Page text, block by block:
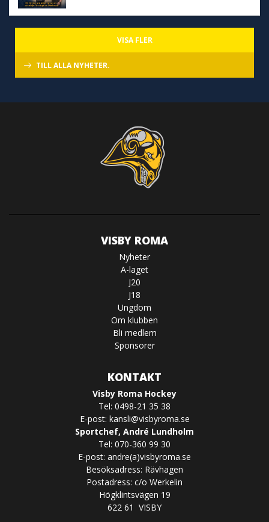
VISA FLER
TILL ALLA NYHETER.
VISBY ROMA
Nyheter
A-laget
J20
J18
Ungdom
Om klubben
Bli medlem
Sponsorer
KONTAKT
Visby Roma Hockey
Tel: 0498-21 35 38
E-post: kansli@visbyroma.se
Sportchef, André Lundholm
Tel: 070-360 99 30
E-post: andre(a)visbyroma.se
Besöksadress: Rävhagen
Postadress: c/o Werkelin
Högklintsvägen 19
622 61 VISBY